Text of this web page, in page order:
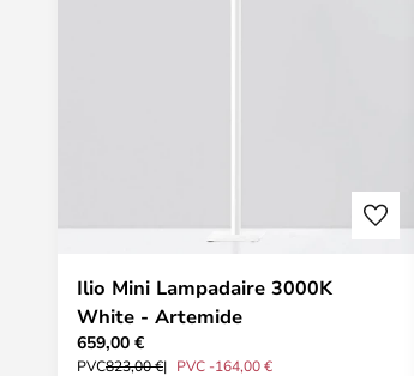
Ilio Mini Lampadaire 3000K
White - Artemide
659,00 €
PVC823,00 € PVC -164,00 €